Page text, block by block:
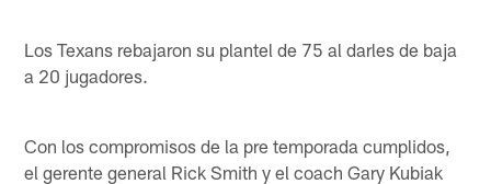
Los Texans rebajaron su plantel de 75 al darles de baja
a 20 jugadores.
Con los compromisos de la pre temporada cumplidos,
el gerente general Rick Smith y el coach Gary Kubiak